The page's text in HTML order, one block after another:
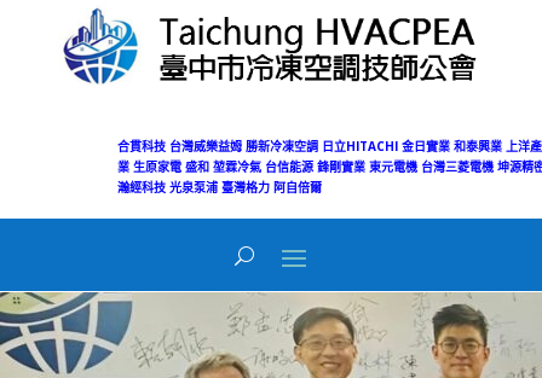
合貫科技 台灣威樂益姆 勝新冷凍空調 日立HITACHI 金日實業 和泰興業 上洋產
業 生原家電 盛和 堃霖冷氣 台信能源 鋒剛實業 東元電機 台灣三菱電機 坤源精密
瀚經科技 光泉泵浦 臺灣格力 阿自倍爾
Today's Views:
Total Views:50,105